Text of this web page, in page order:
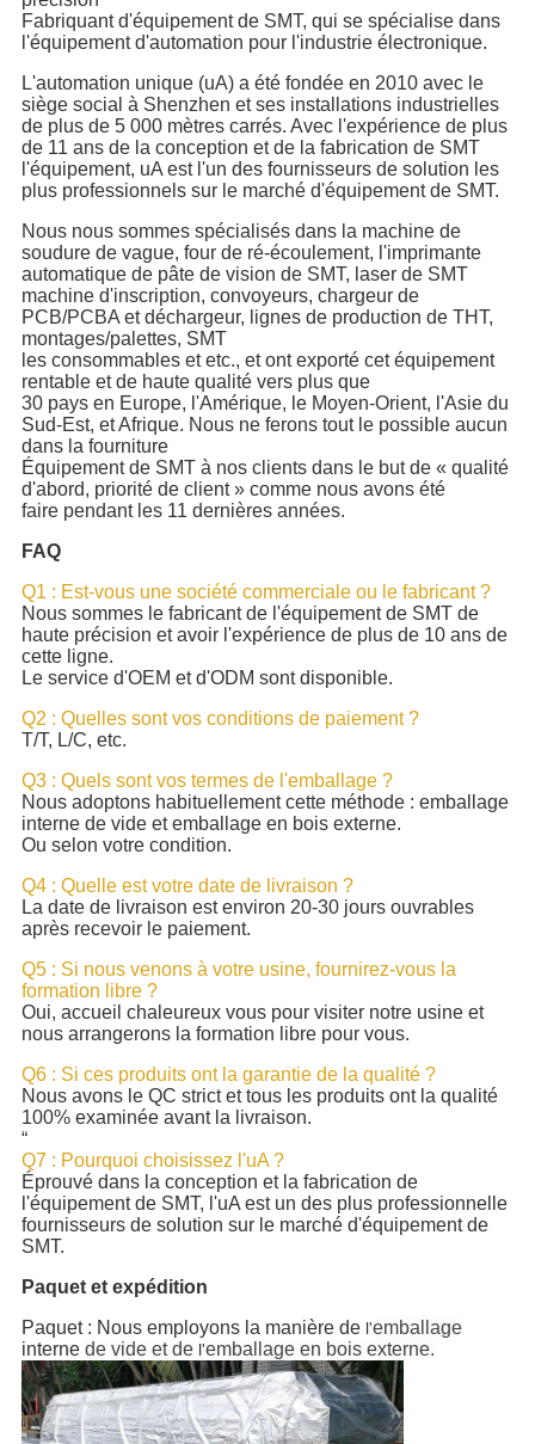
Fabriquant d'équipement de SMT, qui se spécialise dans
l'équipement d'automation pour l'industrie électronique.
L'automation unique (uA) a été fondée en 2010 avec le
siège social à Shenzhen et ses installations industrielles
de plus de 5 000 mètres carrés. Avec l'expérience de plus
de 11 ans de la conception et de la fabrication de SMT
l'équipement, uA est l'un des fournisseurs de solution les
plus professionnels sur le marché d'équipement de SMT.
Nous nous sommes spécialisés dans la machine de
soudure de vague, four de ré-écoulement, l'imprimante
automatique de pâte de vision de SMT, laser de SMT
machine d'inscription, convoyeurs, chargeur de
PCB/PCBA et déchargeur, lignes de production de THT,
montages/palettes, SMT
les consommables et etc., et ont exporté cet équipement
rentable et de haute qualité vers plus que
30 pays en Europe, l'Amérique, le Moyen-Orient, l'Asie du
Sud-Est, et Afrique. Nous ne ferons tout le possible aucun
dans la fourniture
Équipement de SMT à nos clients dans le but de « qualité
d'abord, priorité de client » comme nous avons été
faire pendant les 11 dernières années.
FAQ
Q1 : Est-vous une société commerciale ou le fabricant ?
Nous sommes le fabricant de l'équipement de SMT de
haute précision et avoir l'expérience de plus de 10 ans de
cette ligne.
Le service d'OEM et d'ODM sont disponible.
Q2 : Quelles sont vos conditions de paiement ?
T/T, L/C, etc.
Q3 : Quels sont vos termes de l'emballage ?
Nous adoptons habituellement cette méthode : emballage
interne de vide et emballage en bois externe.
Ou selon votre condition.
Q4 : Quelle est votre date de livraison ?
La date de livraison est environ 20-30 jours ouvrables
après recevoir le paiement.
Q5 : Si nous venons à votre usine, fournirez-vous la
formation libre ?
Oui, accueil chaleureux vous pour visiter notre usine et
nous arrangerons la formation libre pour vous.
Q6 : Si ces produits ont la garantie de la qualité ?
Nous avons le QC strict et tous les produits ont la qualité
100% examinée avant la livraison.
“
Q7 : Pourquoi choisissez l'uA ?
Éprouvé dans la conception et la fabrication de
l'équipement de SMT, l'uA est un des plus professionnelle
fournisseurs de solution sur le marché d'équipement de
SMT.
Paquet et expédition
Paquet : Nous employons la manière del'emballage
interne de vide et del'emballage en bois externe.